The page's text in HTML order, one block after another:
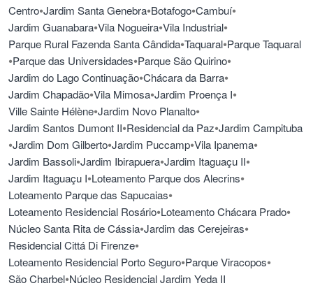
Centro•Jardim Santa Genebra•Botafogo•Cambuí•
Jardim Guanabara•Vila Nogueira•Vila Industrial•
Parque Rural Fazenda Santa Cândida•Taquaral•Parque Taquaral
•Parque das Universidades•Parque São Quirino•
Jardim do Lago Continuação•Chácara da Barra•
Jardim Chapadão•Vila Mimosa•Jardim Proença I•
Ville Sainte Hélène•Jardim Novo Planalto•
Jardim Santos Dumont II•Residencial da Paz•Jardim Campituba
•Jardim Dom Gilberto•Jardim Puccamp•Vila Ipanema•
Jardim Bassoli•Jardim Ibirapuera•Jardim Itaguaçu II•
Jardim Itaguaçu I•Loteamento Parque dos Alecrins•
Loteamento Parque das Sapucaias•
Loteamento Residencial Rosário•Loteamento Chácara Prado•
Núcleo Santa Rita de Cássia•Jardim das Cerejeiras•
Residencial Cittá Di Firenze•
Loteamento Residencial Porto Seguro•Parque Viracopos•
São Charbel•Núcleo Residencial Jardim Yeda II